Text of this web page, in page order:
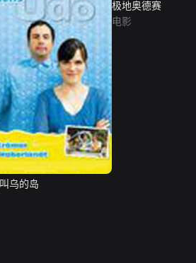
乌的岛
极地奥德赛
电影